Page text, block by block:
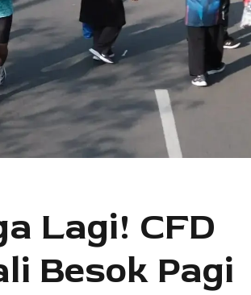
Lagi! CFD
Besok Pagi